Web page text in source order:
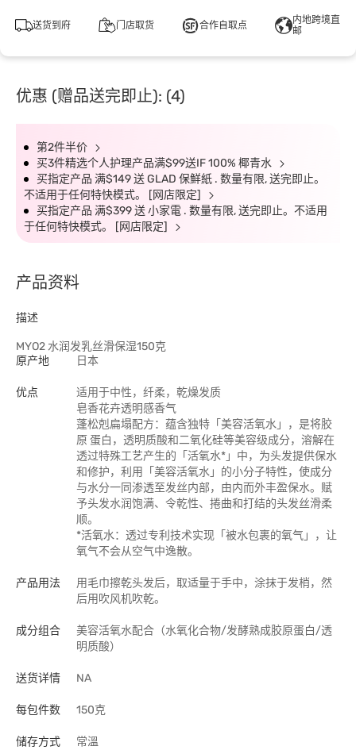
送货到府 门店取货 合作自取点
内地跨境直
邮
优惠 (赠品送完即止): (4)
第2件半价
买3件精选个人护理产品满$99送IF 100% 椰青水
买指定产品 满$149 送 GLAD 保鮮紙 . 数量有限, 送完即止。
不适用于任何特快模式。 [网店限定]
买指定产品 满$399 送 小家電 . 数量有限, 送完即止。不适用
于任何特快模式。 [网店限定]
产品资料
描述
MYO2 水润发乳丝滑保湿150克
原产地
日本
优点
适用于中性，纤柔，乾燥发质
皂香花卉透明感香气
蓬松剋扁塌配方：蕴含独特「美容活氧水」，是将胶
原 蛋白，透明质酸和二氧化硅等美容级成分，溶解在
透过特殊工艺产生的「活氧水*」中，为头发提供保水
和修护，利用「美容活氧水」的小分子特性，使成分
与水分一同渗透至发丝内部，由内而外丰盈保水。赋
予头发水润饱满、令乾性、捲曲和打结的头发丝滑柔
顺。
*活氧水：透过专利技术实现「被水包裹的氧气」，让
氧气不会从空气中逸散。
产品用法
用毛巾擦乾头发后，取适量于手中，涂抹于发梢，然
后用吹风机吹乾。
成分组合
美容活氧水配合（水氧化合物/发酵熟成胶原蛋白/透
明质酸）
送货详情 NA
每包件数 150克
储存方式 常溫